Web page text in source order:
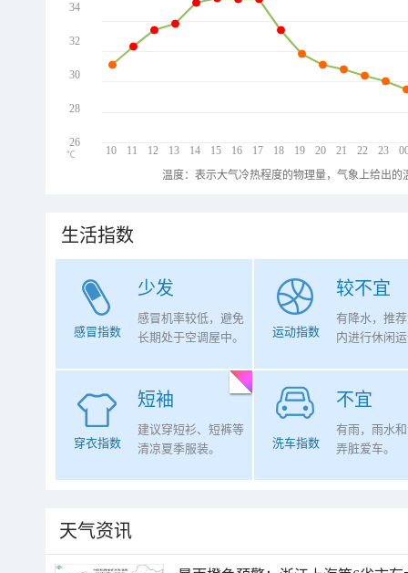
10 11 12 13 14 15 16 17 18 19 20 21 22 23
34
32
30
28
26
℃
温度：表示大气冷热程度的物理量，气象上给出
生活指数
少发
感冒指数
感冒机率较低，避免
长期处于空调屋中。
较不宜
运动指数
有降水，推
内进行休闲
短袖
穿衣指数
建议穿短衫、短裤等
清凉夏季服装。
不宜
洗车指数
有雨，雨水
弄脏爱车。
天气资讯